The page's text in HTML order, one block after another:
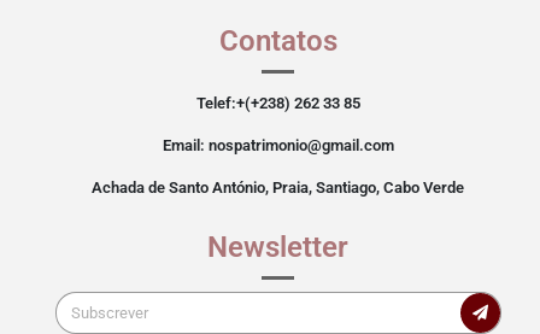
Contatos
Telef:+(+238) 262 33 85
Email: nospatrimonio@gmail.com
Achada de Santo António, Praia, Santiago, Cabo Verde
Newsletter